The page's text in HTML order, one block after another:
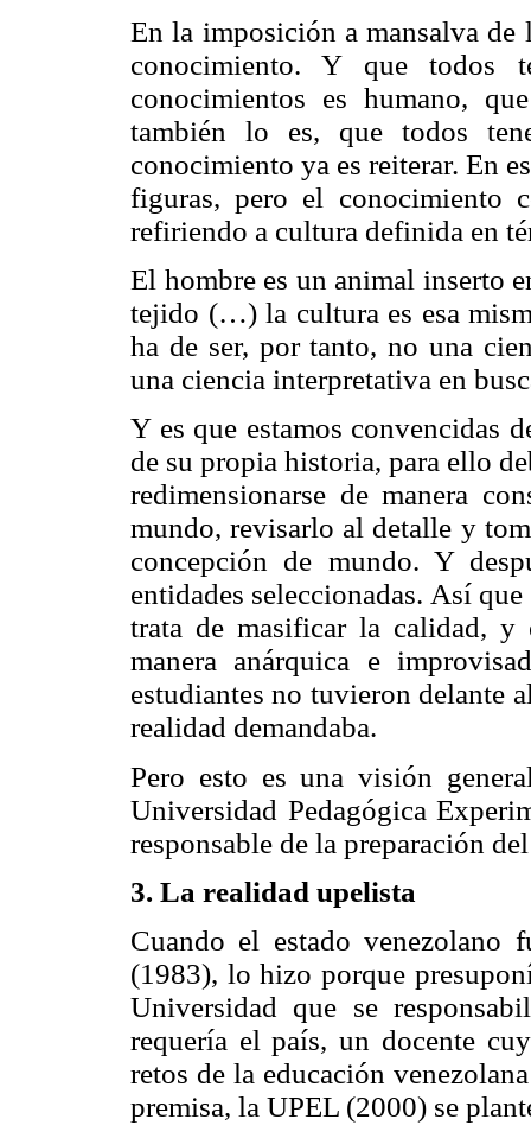
En la imposición a mansalva
conocimiento. Y que todos
conocimientos es humano,
también lo es, que todos
conocimiento ya es reiterar. En
figuras, pero el conocimiento
refiriendo a cultura definida en
El hombre es un animal inserto
tejido (…) la cultura es esa
ha de ser, por tanto, no una
una ciencia interpretativa en
Y es que estamos convencidas
de su propia historia, para ello
redimensionarse de manera
mundo, revisarlo al detalle y
concepción de mundo. Y
entidades seleccionadas. Así
trata de masificar la calidad, y
manera anárquica e
estudiantes no tuvieron delante
realidad demandaba.
Pero esto es una visión
Universidad Pedagógica
responsable de la preparación
3. La realidad upelista
Cuando el estado venezolano
(1983), lo hizo porque
Universidad que se
requería el país, un docente
retos de la educación
premisa, la UPEL (2000) se